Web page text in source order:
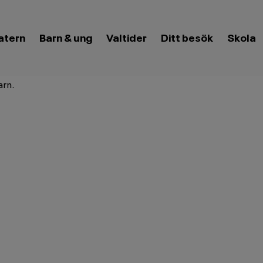
Barn & ung Valtider Öppna meny
Ditt besök Öppna
Skola